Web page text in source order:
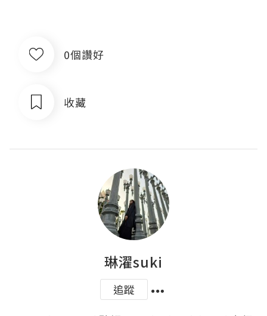
0個讚好
收藏
琳濯suki
追蹤